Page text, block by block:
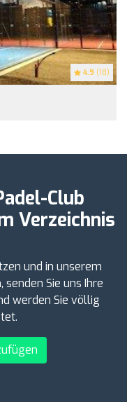
4.9 (18)
Club
Verzeichnis
und in unserem
Sie uns Ihre
werden Sie völlig